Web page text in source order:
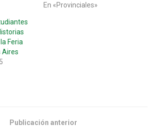
En «Provinciales»
Feria
Aires
Publicación anterior